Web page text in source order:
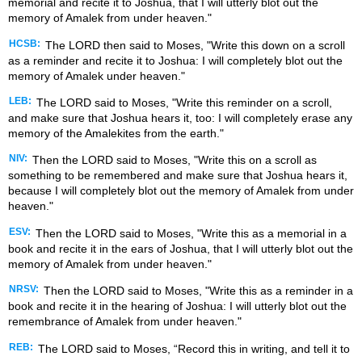
memorial and recite it to Joshua, that I will utterly blot out the
memory of Amalek from under heaven."
HCSB: The LORD then said to Moses, "Write this down on a scroll
as a reminder and recite it to Joshua: I will completely blot out the
memory of Amalek under heaven."
LEB: The LORD said to Moses, "Write this reminder on a scroll,
and make sure that Joshua hears it, too: I will completely erase any
memory of the Amalekites from the earth."
NIV: Then the LORD said to Moses, "Write this on a scroll as
something to be remembered and make sure that Joshua hears it,
because I will completely blot out the memory of Amalek from under
heaven."
ESV: Then the LORD said to Moses, "Write this as a memorial in a
book and recite it in the ears of Joshua, that I will utterly blot out the
memory of Amalek from under heaven."
NRSV: Then the LORD said to Moses, "Write this as a reminder in a
book and recite it in the hearing of Joshua: I will utterly blot out the
remembrance of Amalek from under heaven."
REB: The LORD said to Moses, “Record this in writing, and tell it to